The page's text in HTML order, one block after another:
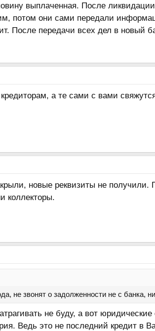
выплаченная. После
потом они сами передали
После передачи всех дел в новый
а те сами с вами
новые реквизиты не получили.
коллекторы.
не звонят о задолженности не с банка,
не буду, а вот
Ведь это не последний кредит в